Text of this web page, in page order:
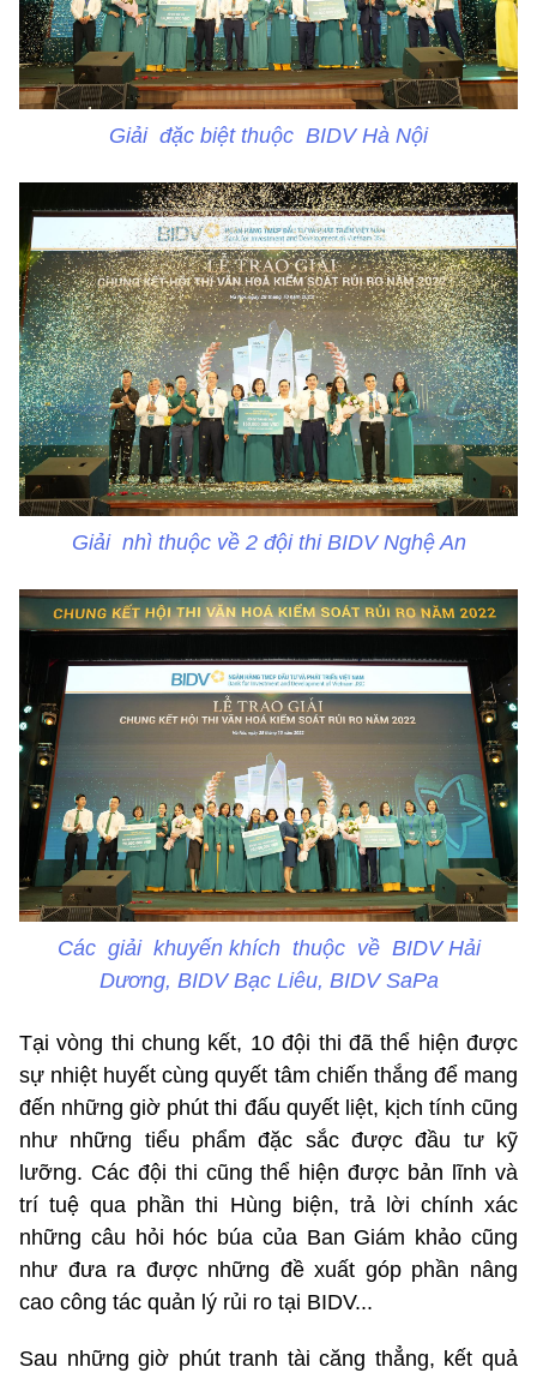
Giải đặc biệt thuộc BIDV Hà Nội
Giải nhì thuộc về 2 đội thi BIDV Nghệ An
Các giải khuyến khích thuộc về BIDV Hải
Dương, BIDV Bạc Liêu, BIDV SaPa
Tại vòng thi chung kết, 10 đội thi đã thể hiện được
sự nhiệt huyết cùng quyết tâm chiến thắng để mang
đến những giờ phút thi đấu quyết liệt, kịch tính cũng
như những tiểu phẩm đặc sắc được đầu tư kỹ
lưỡng. Các đội thi cũng thể hiện được bản lĩnh và
trí tuệ qua phần thi Hùng biện, trả lời chính xác
những câu hỏi hóc búa của Ban Giám khảo cũng
như đưa ra được những đề xuất góp phần nâng
cao công tác quản lý rủi ro tại BIDV...
Sau những giờ phút tranh tài căng thẳng, kết quả